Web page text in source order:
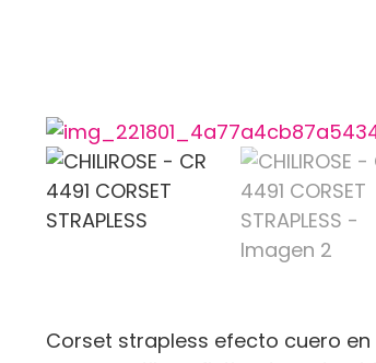
Corset strapless efecto cuero